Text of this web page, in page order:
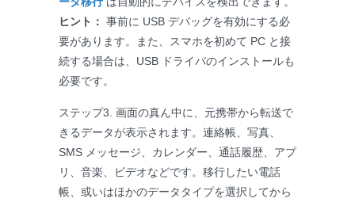
ヒント： 事前に USB デバッグを有効にする必
要があります。また、スマホを初めて PC と接
続する場合は、USB ドライバのインストールも
必要です。
ステップ3. 画面の真ん中に、元携帯から転送で
きるデータが表示されます。連絡帳、写真、
SMS メッセージ、カレンダー、通話履歴、アプ
リ、音楽、ビデオなどです。移行したい電話
帳、或いはほかのデータタイプを選択してから